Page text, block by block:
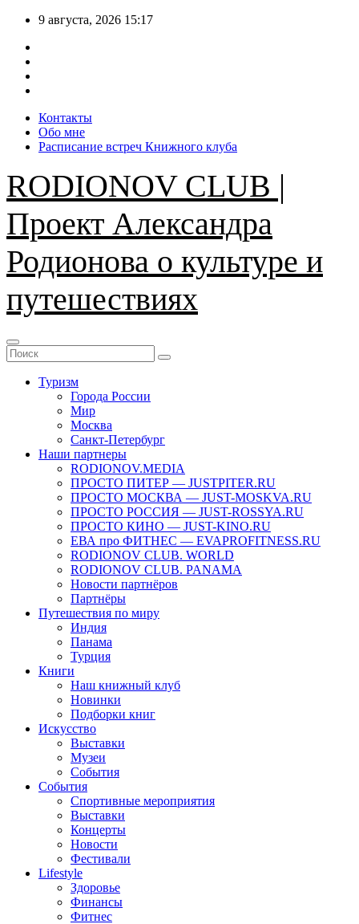
Перейти
содержимому
9 августа, 2026 15:17
Контакты
Обо мне
Расписание встреч Книжного клуба
RODIONOV CLUB |
Проект Александра
Родионова о культуре и
путешествиях
Туризм
Города России
Мир
Москва
Санкт-Петербург
Наши партнеры
RODIONOV.MEDIA
ПРОСТО ПИТЕР — JUSTPITER.RU
ПРОСТО МОСКВА — JUST-MOSKVA.RU
ПРОСТО РОССИЯ — JUST-ROSSYA.RU
ПРОСТО КИНО — JUST-KINO.RU
ЕВА про ФИТНЕС — EVAPROFITNESS.RU
RODIONOV CLUB. WORLD
RODIONOV CLUB. PANAMA
Новости партнёров
Партнёры
Путешествия по миру
Индия
Панама
Турция
Книги
Наш книжный клуб
Новинки
Подборки книг
Искусство
Выставки
Музеи
События
События
Спортивные мероприятия
Выставки
Концерты
Новости
Фестивали
Lifestyle
Здоровье
Финансы
Фитнес